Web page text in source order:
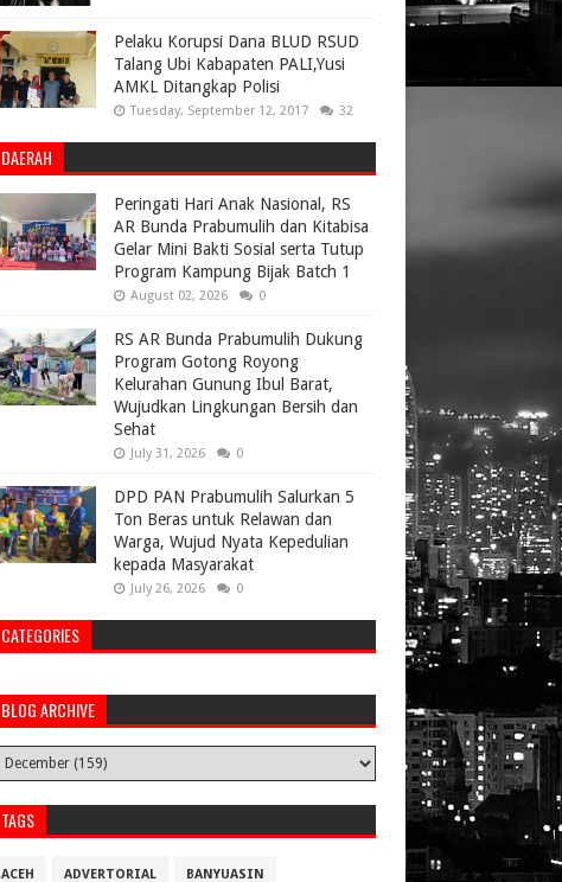
Pelaku Korupsi Dana BLUD RSUD
Talang Ubi Kabapaten PALI,Yusi
AMKL Ditangkap Polisi
Tuesday, September 12, 2017 32
DAERAH
Peringati Hari Anak Nasional, RS
AR Bunda Prabumulih dan Kitabisa
Gelar Mini Bakti Sosial serta Tutup
Program Kampung Bijak Batch 1
August 02, 2026 0
RS AR Bunda Prabumulih Dukung
Program Gotong Royong
Kelurahan Gunung Ibul Barat,
Wujudkan Lingkungan Bersih dan
Sehat
July 31, 2026 0
DPD PAN Prabumulih Salurkan 5
Ton Beras untuk Relawan dan
Warga, Wujud Nyata Kepedulian
kepada Masyarakat
July 26, 2026 0
CATEGORIES
BLOG ARCHIVE
TAGS
ACEH ADVERTORIAL BANYUASIN